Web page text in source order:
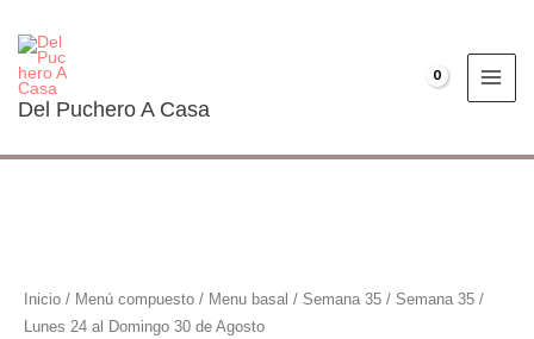
contenido
Del Puchero A Casa
Inicio / Menú compuesto / Menu basal / Semana 35 / Semana 35 /
Lunes 24 al Domingo 30 de Agosto
/
Lunes